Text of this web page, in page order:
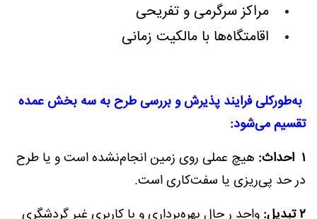
مراکز سرگرمی و تفریحی
اقامتگاه‌ها با مالکیت زمانی
به‌طورکلی فرایند پذیرش و بررسی طرح به سه بخش عمده
تقسیم می‌شود:
۱ احداث:
هیچ عملی روی زمین انجام‌نشده است و یا طرح
در حد پی‌ریزی یا سفت‌کاری است.
۲ تبدیل:
واحد ر حال بهره‌برداری و با کاربری غیر گردشگری